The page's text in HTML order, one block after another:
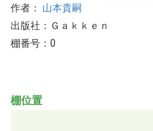
作者： 山本貴嗣
出版社：Ｇａｋｋｅｎ
棚番号：0
棚位置